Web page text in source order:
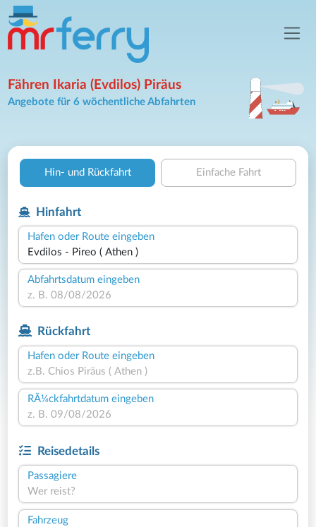
Fähren Ikaria (Evdilos) Piräus
Angebote für 6 wöchentliche Abfahrten
Hin- und Rückfahrt Einfache Fahrt
Hinfahrt
Hafen oder Route eingeben
Abfahrtsdatum eingeben
Rückfahrt
Hafen oder Route eingeben
RÃ¼ckfahrtdatum eingeben
Reisedetails
Passagiere
Wer reist?
Fahrzeug